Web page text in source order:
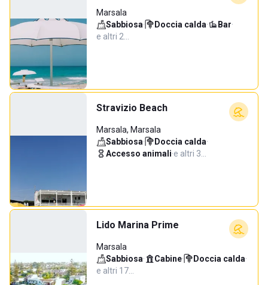
Marsala
Sabbiosa· Doccia calda· Bar·
e altri 2…
Stravizio Beach
Marsala, Marsala
Sabbiosa· Doccia calda·
Accesso animali·e altri 3…
Lido Marina Prime
Marsala
Sabbiosa· Cabine· Doccia calda·
e altri 17…